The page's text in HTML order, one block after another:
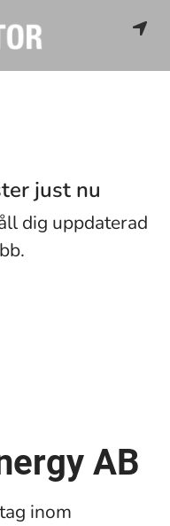
just nu
dig uppdaterad
AB
inom